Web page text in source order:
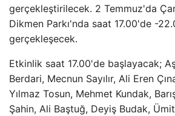
gerçekleştirilecek. 2 Temmuz'da
Dikmen Parkı'nda saat 17.00'de -
gerçekleşecek.
Etkinlik saat 17.00'de başlayacak;
Berdari, Mecnun Sayılır, Ali Eren
Yılmaz Tosun, Mehmet Kundak,
Şahin, Ali Baştuğ, Deyiş Budak,